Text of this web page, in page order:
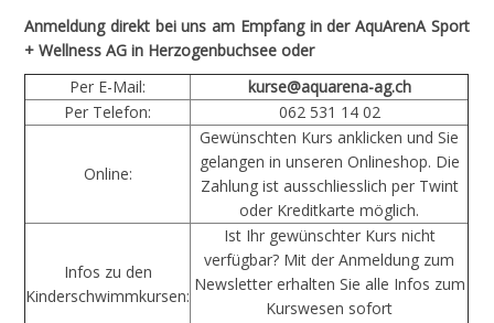
Anmeldung direkt bei uns am Empfang in der AquArenA Sport
+ Wellness AG in Herzogenbuchsee oder
Per E-Mail:
kurse@aquarena-ag.ch
Per Telefon:
062 531 14 02
Online:
Gewünschten Kurs anklicken und Sie
gelangen in unseren Onlineshop. Die
Zahlung ist ausschliesslich per Twint
oder Kreditkarte möglich.
Infos zu den
Kinderschwimmkursen:
Ist Ihr gewünschter Kurs nicht
verfügbar? Mit der Anmeldung zum
Newsletter erhalten Sie alle Infos zum
Kurswesen sofort